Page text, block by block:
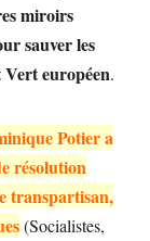
miroirs
sauver les
Vert européen.
Potier a
résolution
transpartisan,
(Socialistes,